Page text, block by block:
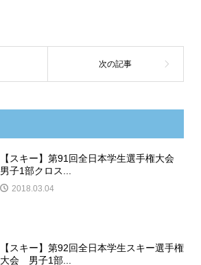
【スキー】第91回全日本学生選手権大会
男子1部クロス...
2018.03.04
【スキー】第92回全日本学生スキー選手権
大会 男子1部...